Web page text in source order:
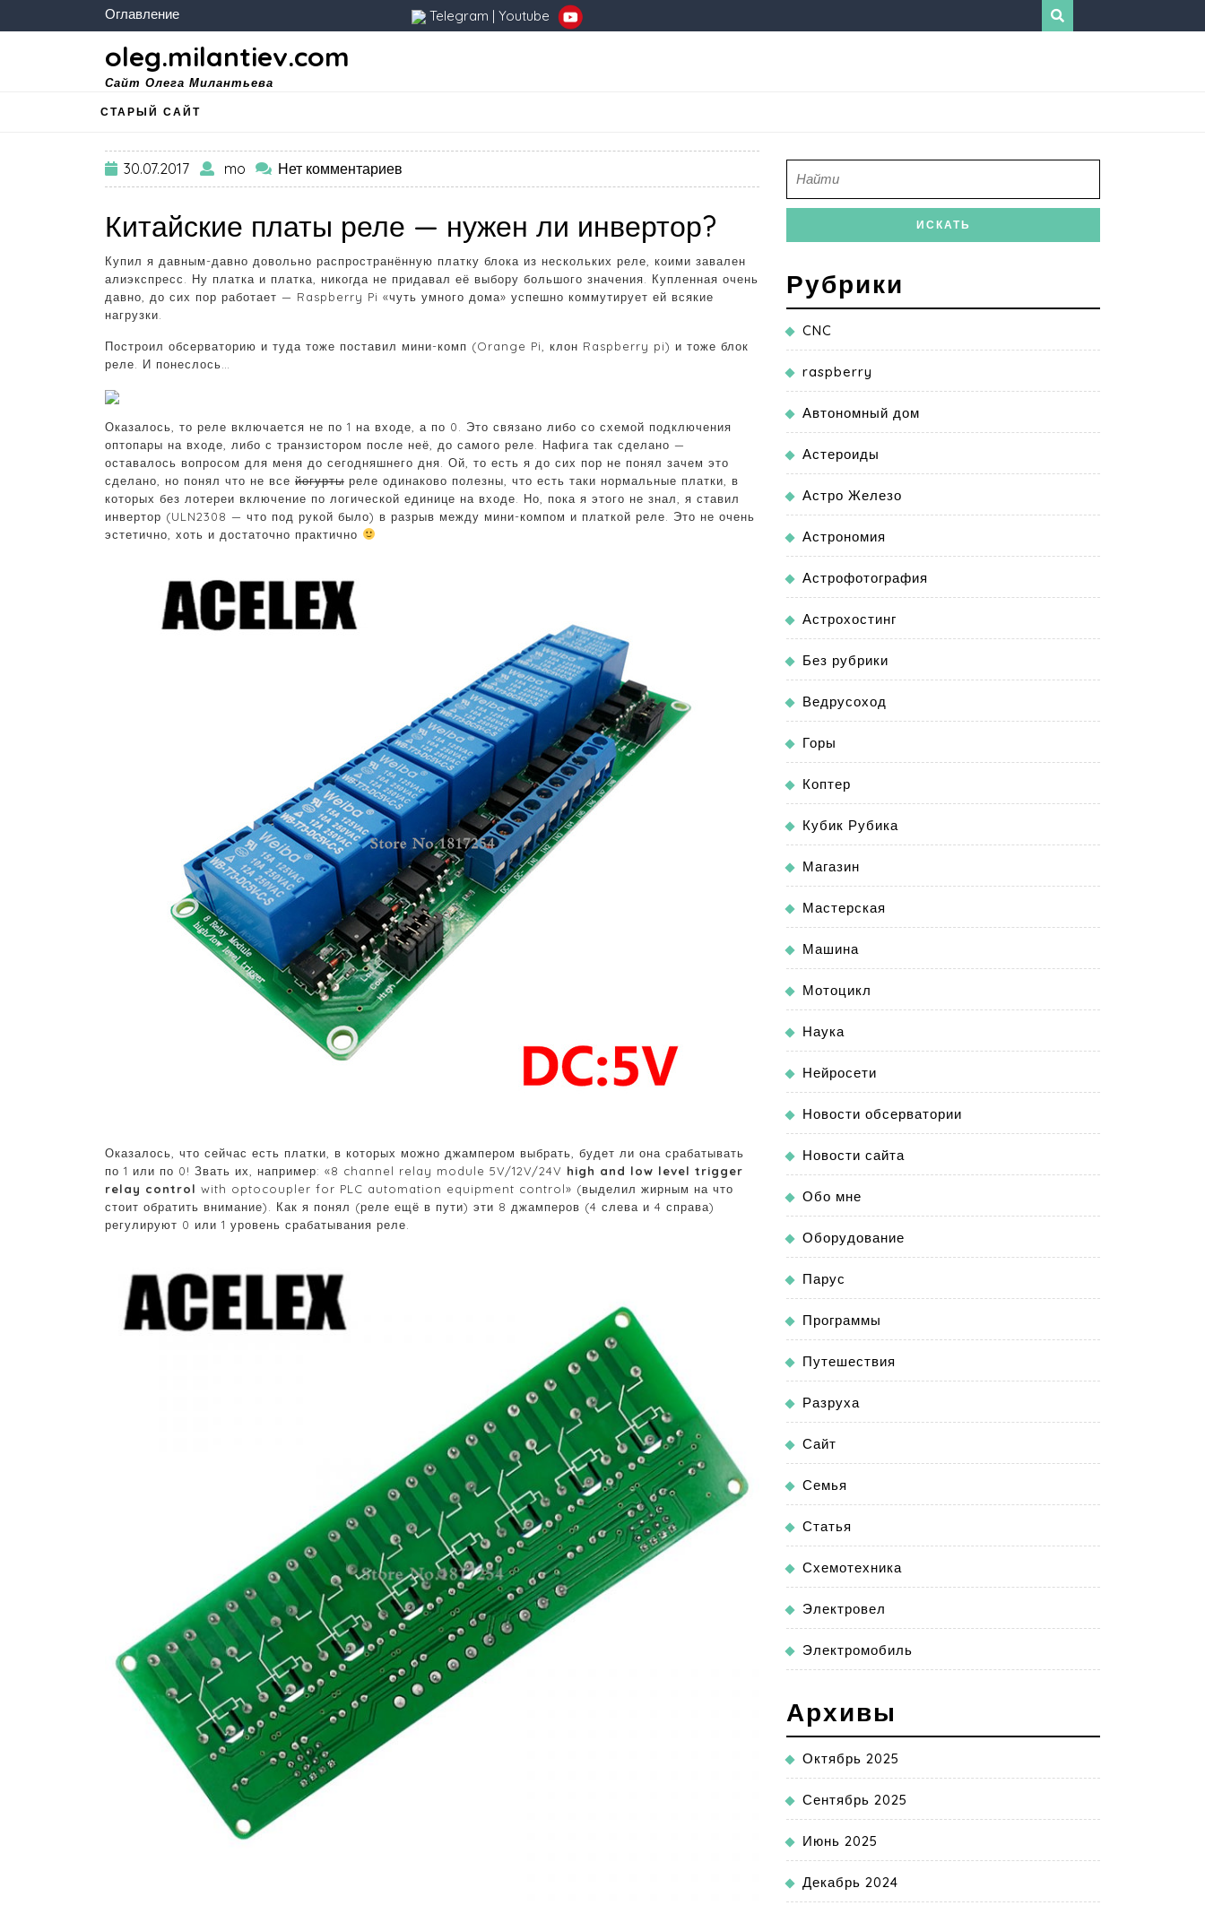
Оглавление Telegram | Youtube
oleg.milantiev.com
Сайт Олега Милантьева
СТАРЫЙ САЙТ
30.07.2017 mo Нет комментариев
Китайские платы реле — нужен ли инвертор?
Купил я давным-давно довольно распространённую платку блока из нескольких реле, коими завален
алиэкспресс. Ну платка и платка, никогда не придавал её выбору большого значения. Купленная очень
давно, до сих пор работает — Raspberry Pi «чуть умного дома» успешно коммутирует ей всякие
нагрузки.
Построил обсерваторию и туда тоже поставил мини-комп (Orange Pi, клон Raspberry pi) и тоже блок
реле. И понеслось…
Оказалось, то реле включается не по 1 на входе, а по 0. Это связано либо со схемой подключения
оптопары на входе, либо с транзистором после неё, до самого реле. Нафига так сделано —
оставалось вопросом для меня до сегодняшнего дня. Ой, то есть я до сих пор не понял зачем это
сделано, но понял что не все йогурты реле одинаково полезны, что есть таки нормальные платки, в
которых без лотереи включение по логической единице на входе. Но, пока я этого не знал, я ставил
инвертор (ULN2308 — что под рукой было) в разрыв между мини-компом и платкой реле. Это не очень
эстетично, хоть и достаточно практично
Оказалось, что сейчас есть платки, в которых можно джампером выбрать, будет ли она срабатывать
по 1 или по 0! Звать их, например: «8 channel relay module 5V/12V/24V high and low level trigger
relay control with optocoupler for PLC automation equipment control» (выделил жирным на что
стоит обратить внимание). Как я понял (реле ещё в пути) эти 8 джамперов (4 слева и 4 справа)
регулируют 0 или 1 уровень срабатывания реле.
Рубрики
CNC
raspberry
Автономный дом
Астероиды
Астро Железо
Астрономия
Астрофотография
Астрохостинг
Без рубрики
Ведрусоход
Горы
Коптер
Кубик Рубика
Магазин
Мастерская
Машина
Мотоцикл
Наука
Нейросети
Новости обсерватории
Новости сайта
Обо мне
Оборудование
Парус
Программы
Путешествия
Разруха
Сайт
Семья
Статья
Схемотехника
Электровел
Электромобиль
Архивы
Октябрь 2025
Сентябрь 2025
Июнь 2025
Декабрь 2024